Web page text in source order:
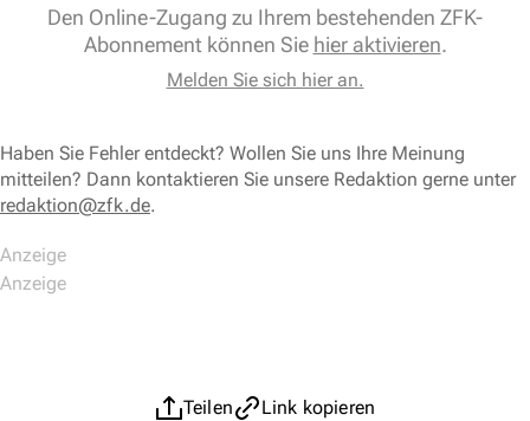
Den Online-Zugang zu Ihrem bestehenden ZFK-
Abonnement können Sie hier aktivieren.
Melden Sie sich hier an.
Haben Sie Fehler entdeckt? Wollen Sie uns Ihre Meinung
mitteilen? Dann kontaktieren Sie unsere Redaktion gerne unter
redaktion@zfk.de.
Teilen
Link kopieren